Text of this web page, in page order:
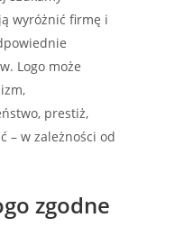
wyróżnić firmę i
Logo może
prestiż,
– w zależności od
zgodne